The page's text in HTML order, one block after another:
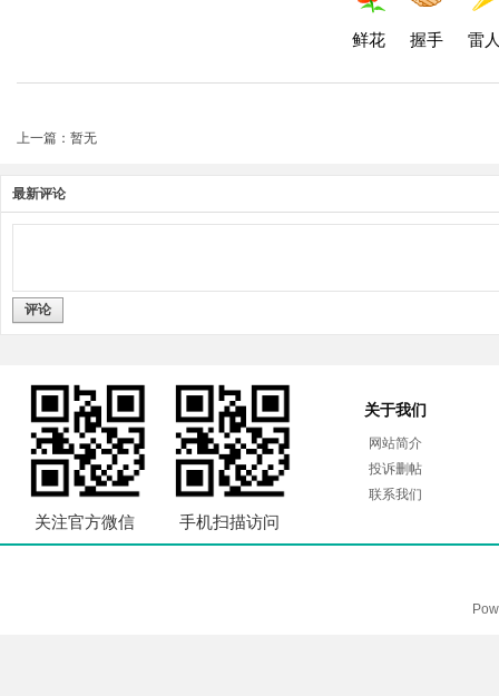
鲜花 握手 雷
上一篇：暂无
最新评论
评论
关注官方微信 手机扫描访问
关于我们
网站简介
投诉删帖
联系我们